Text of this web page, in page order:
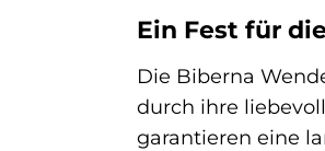
Ein Fest für
Die Biberna
durch ihre
garantieren eine